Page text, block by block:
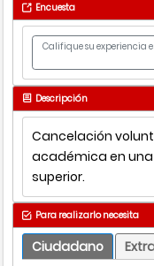
Encuesta
Califique su experiencia
Descripción
Cancelación
académica en
superior.
Para realizarlo necesita
Ciudadano